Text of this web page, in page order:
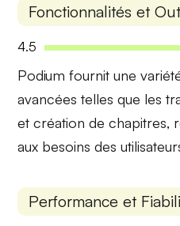
Fonctionnalités et
4.5
Podium fournit une
avancées telles que les
etcréation de chapitres,
aux besoins des
Performance et